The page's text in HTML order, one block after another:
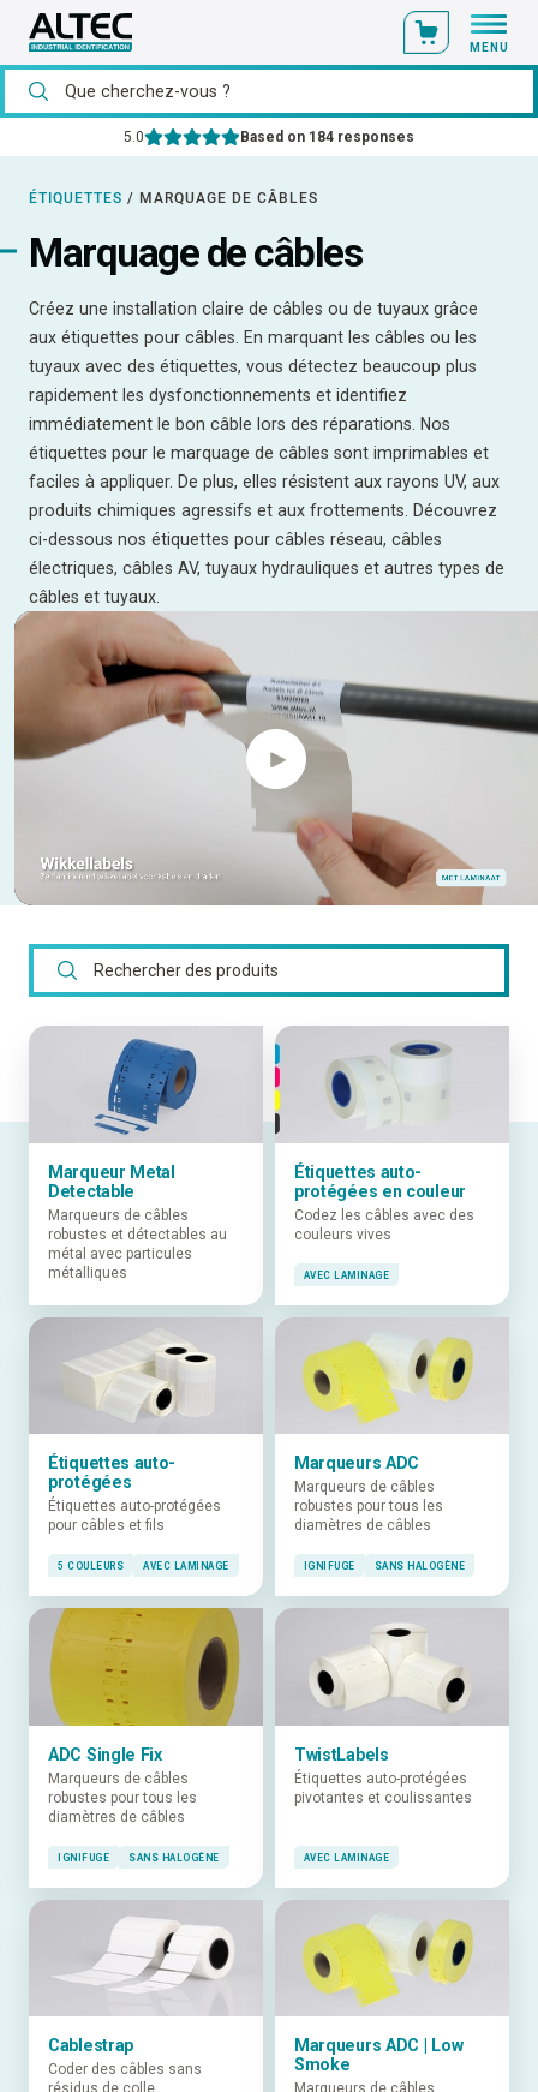
MENU
matériel catalogue est disponible en stock
ÉTIQUETTES / MARQUAGE DE CÂBLES
Marquage de câbles
Créez une installation claire de câbles ou de tuyaux grâce
aux étiquettes pour câbles. En marquant les câbles ou les
tuyaux avec des étiquettes, vous détectez beaucoup plus
rapidement les dysfonctionnements et identifiez
immédiatement le bon câble lors des réparations. Nos
étiquettes pour le marquage de câbles sont imprimables et
faciles à appliquer. De plus, elles résistent aux rayons UV, aux
produits chimiques agressifs et aux frottements. Découvrez
ci-dessous nos étiquettes pour câbles réseau, câbles
électriques, câbles AV, tuyaux hydrauliques et autres types de
câbles et tuyaux.
Marqueur Metal
Detectable
Marqueurs de câbles
robustes et détectables au
métal avec particules
métalliques
Étiquettes auto-
protégées en couleur
Codez les câbles avec des
couleurs vives
AVEC LAMINAGE
Étiquettes auto-
protégées
Étiquettes auto-protégées
pour câbles et fils
5 COULEURS AVEC LAMINAGE
Marqueurs ADC
Marqueurs de câbles
robustes pour tous les
diamètres de câbles
IGNIFUGE SANS HALOGÈNE
ADC Single Fix
Marqueurs de câbles
robustes pour tous les
diamètres de câbles
IGNIFUGE SANS HALOGÈNE
TwistLabels
Étiquettes auto-protégées
pivotantes et coulissantes
AVEC LAMINAGE
Cablestrap
Coder des câbles sans
résidus de colle
Marqueurs ADC | Low
Smoke
Marqueurs de câbles